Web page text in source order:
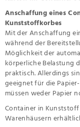
Anschaffung eines
Kunststoffkorbes
Mit der Anschaffung
während der
Möglichkeit der
körperliche Belastung
praktisch. Allerdings
geeignet für die
müssen weder Papier
Container in
Warenhäusern